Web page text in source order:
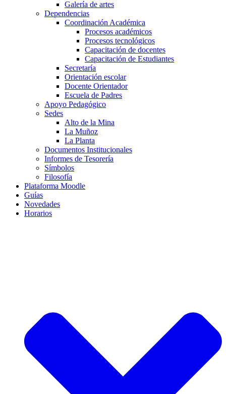
Galería de artes
Dependencias
Coordinación Académica
Procesos académicos
Procesos tecnológicos
Capacitación de docentes
Capacitación de Estudiantes
Secretaría
Orientación escolar
Docente Orientador
Escuela de Padres
Apoyo Pedagógico
Sedes
Alto de la Mina
La Muñoz
La Planta
Documentos Institucionales
Informes de Tesorería
Símbolos
Filosofía
Plataforma Moodle
Guías
Novedades
Horarios